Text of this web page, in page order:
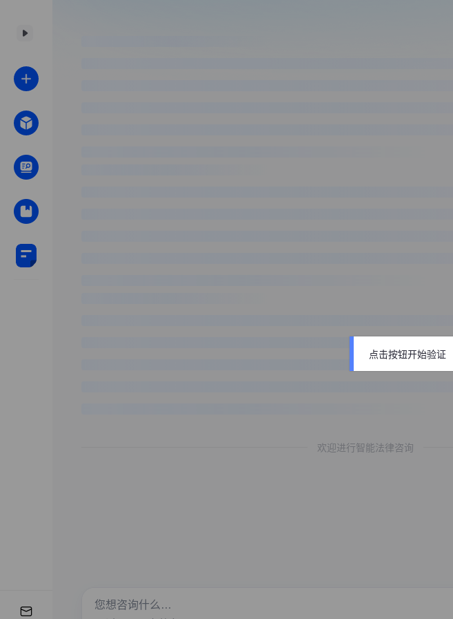
欢迎进行智能法律咨询
点击按钮开始验证